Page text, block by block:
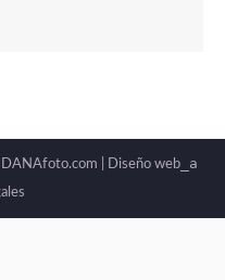
| Diseño web _a